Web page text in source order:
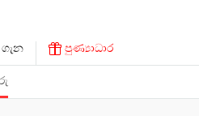
පුණ්‍යාධාර